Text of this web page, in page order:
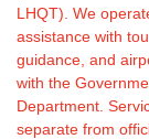
LHQT). We
assistance with
guidance, and
with the
Department.
separate from